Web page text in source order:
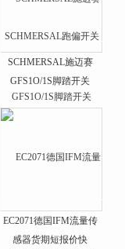
SCHMERSAL施迈赛
GFS1O/1S脚踏开关
EC2071德国IFM流量传
感器货期短报价快